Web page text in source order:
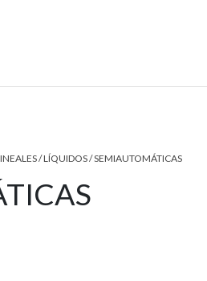
/LÍQUIDOS/ SEMIAUTOMÁTICAS